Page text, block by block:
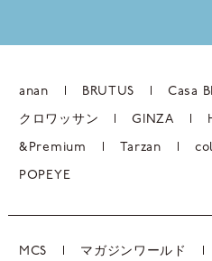
anan BRUTUS Casa
クロワッサン GINZA
&Premium Tarzan
POPEYE
MCS マガジンワールド